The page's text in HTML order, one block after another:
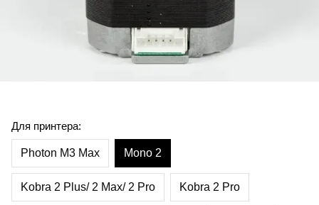
Для принтера:
Photon M3 Max Mono 2
Kobra 2 Plus/ 2 Max/ 2 Pro Kobra 2 Pro